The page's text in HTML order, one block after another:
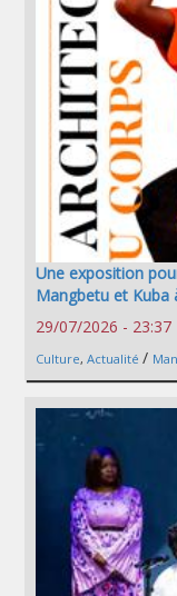
Une exposition
Mangbetu et Kuba
29/07/2026 - 23:37
Culture, Actualité /